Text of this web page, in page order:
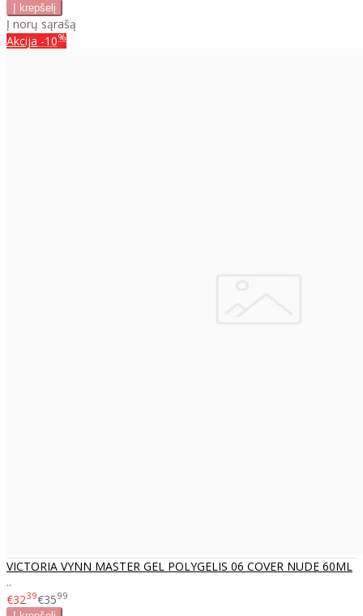
Į norų sąrašą
Akcija -10%
VICTORIA VYNN MASTER GEL POLYGELIS 06 COVER NUDE 60ML
..
€3239€3599